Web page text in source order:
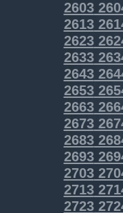
2603
2613
2623
2633
2643
2653
2663
2673
2683
2693
2703
2713
2723